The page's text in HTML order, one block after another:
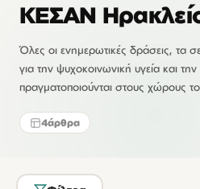
ΚΕΣΑΝ
Όλες οι ενημερωτικές δράσεις, τα
για την ψυχοκοινωνική υγεία και
πραγματοποιούνται στους χώρους
4άρθρα